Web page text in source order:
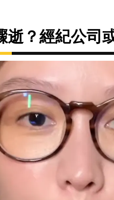
逝？經紀公司